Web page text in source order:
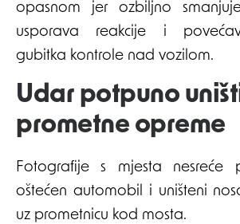
opasnom jer ozbiljno
usporava reakcije i
gubitka kontrole nad vozilom.
Udar potpuno
prometne opreme
Fotografije s mjesta nesreće
oštećen automobil i uništeni
uz prometnicu kod mosta.